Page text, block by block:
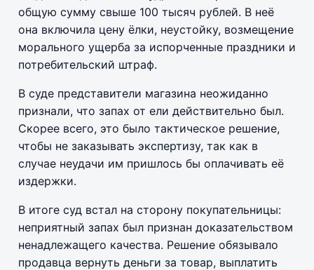
общую сумму свыше 100 тысяч рублей. В неё
она включила цену ёлки, неустойку, возмещение
морального ущерба за испорченные праздники и
потребительский штраф.
В суде представители магазина неожиданно
признали, что запах от ели действительно был.
Скорее всего, это было тактическое решение,
чтобы не заказывать экспертизу, так как в
случае неудачи им пришлось бы оплачивать её
издержки.
В итоге суд встал на сторону покупательницы:
неприятный запах был признан доказательством
ненадлежащего качества. Решение обязывало
продавца вернуть деньги за товар, выплатить